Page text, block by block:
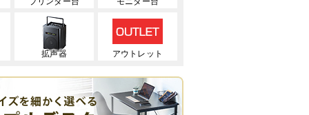
拡声器 アウトレット